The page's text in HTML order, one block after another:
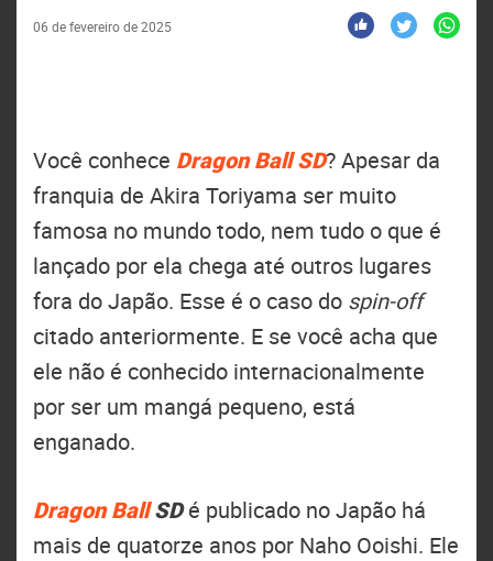
06 de fevereiro de 2025
Você conhece Dragon Ball SD? Apesar da
franquia de Akira Toriyama ser muito
famosa no mundo todo, nem tudo o que é
lançado por ela chega até outros lugares
fora do Japão. Esse é o caso do spin-off
citado anteriormente. E se você acha que
ele não é conhecido internacionalmente
por ser um mangá pequeno, está
enganado.
Dragon BallSDé publicado no Japão há
mais de quatorze anos por Naho Ooishi. Ele